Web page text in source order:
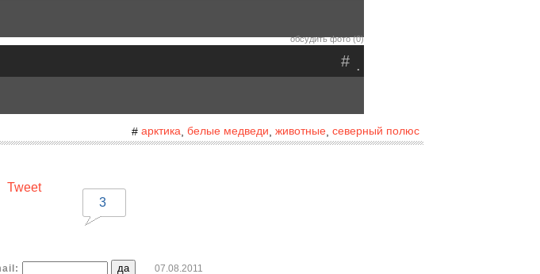
обсудить фото (0)
.
#
# арктика белые медведи животные северный полюс
Tweet
3
07.08.2011